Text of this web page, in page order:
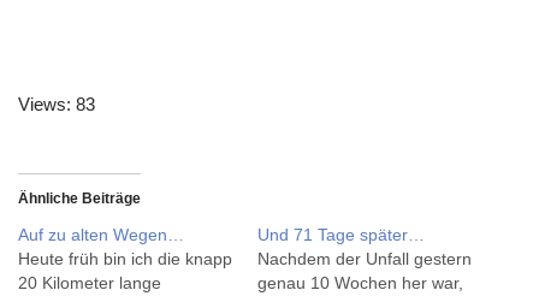
Views: 83
Ähnliche Beiträge
Auf zu alten Wegen…
Heute früh bin ich die knapp
20 Kilometer lange
Und 71 Tage später…
Nachdem der Unfall gestern
genau 10 Wochen her war,